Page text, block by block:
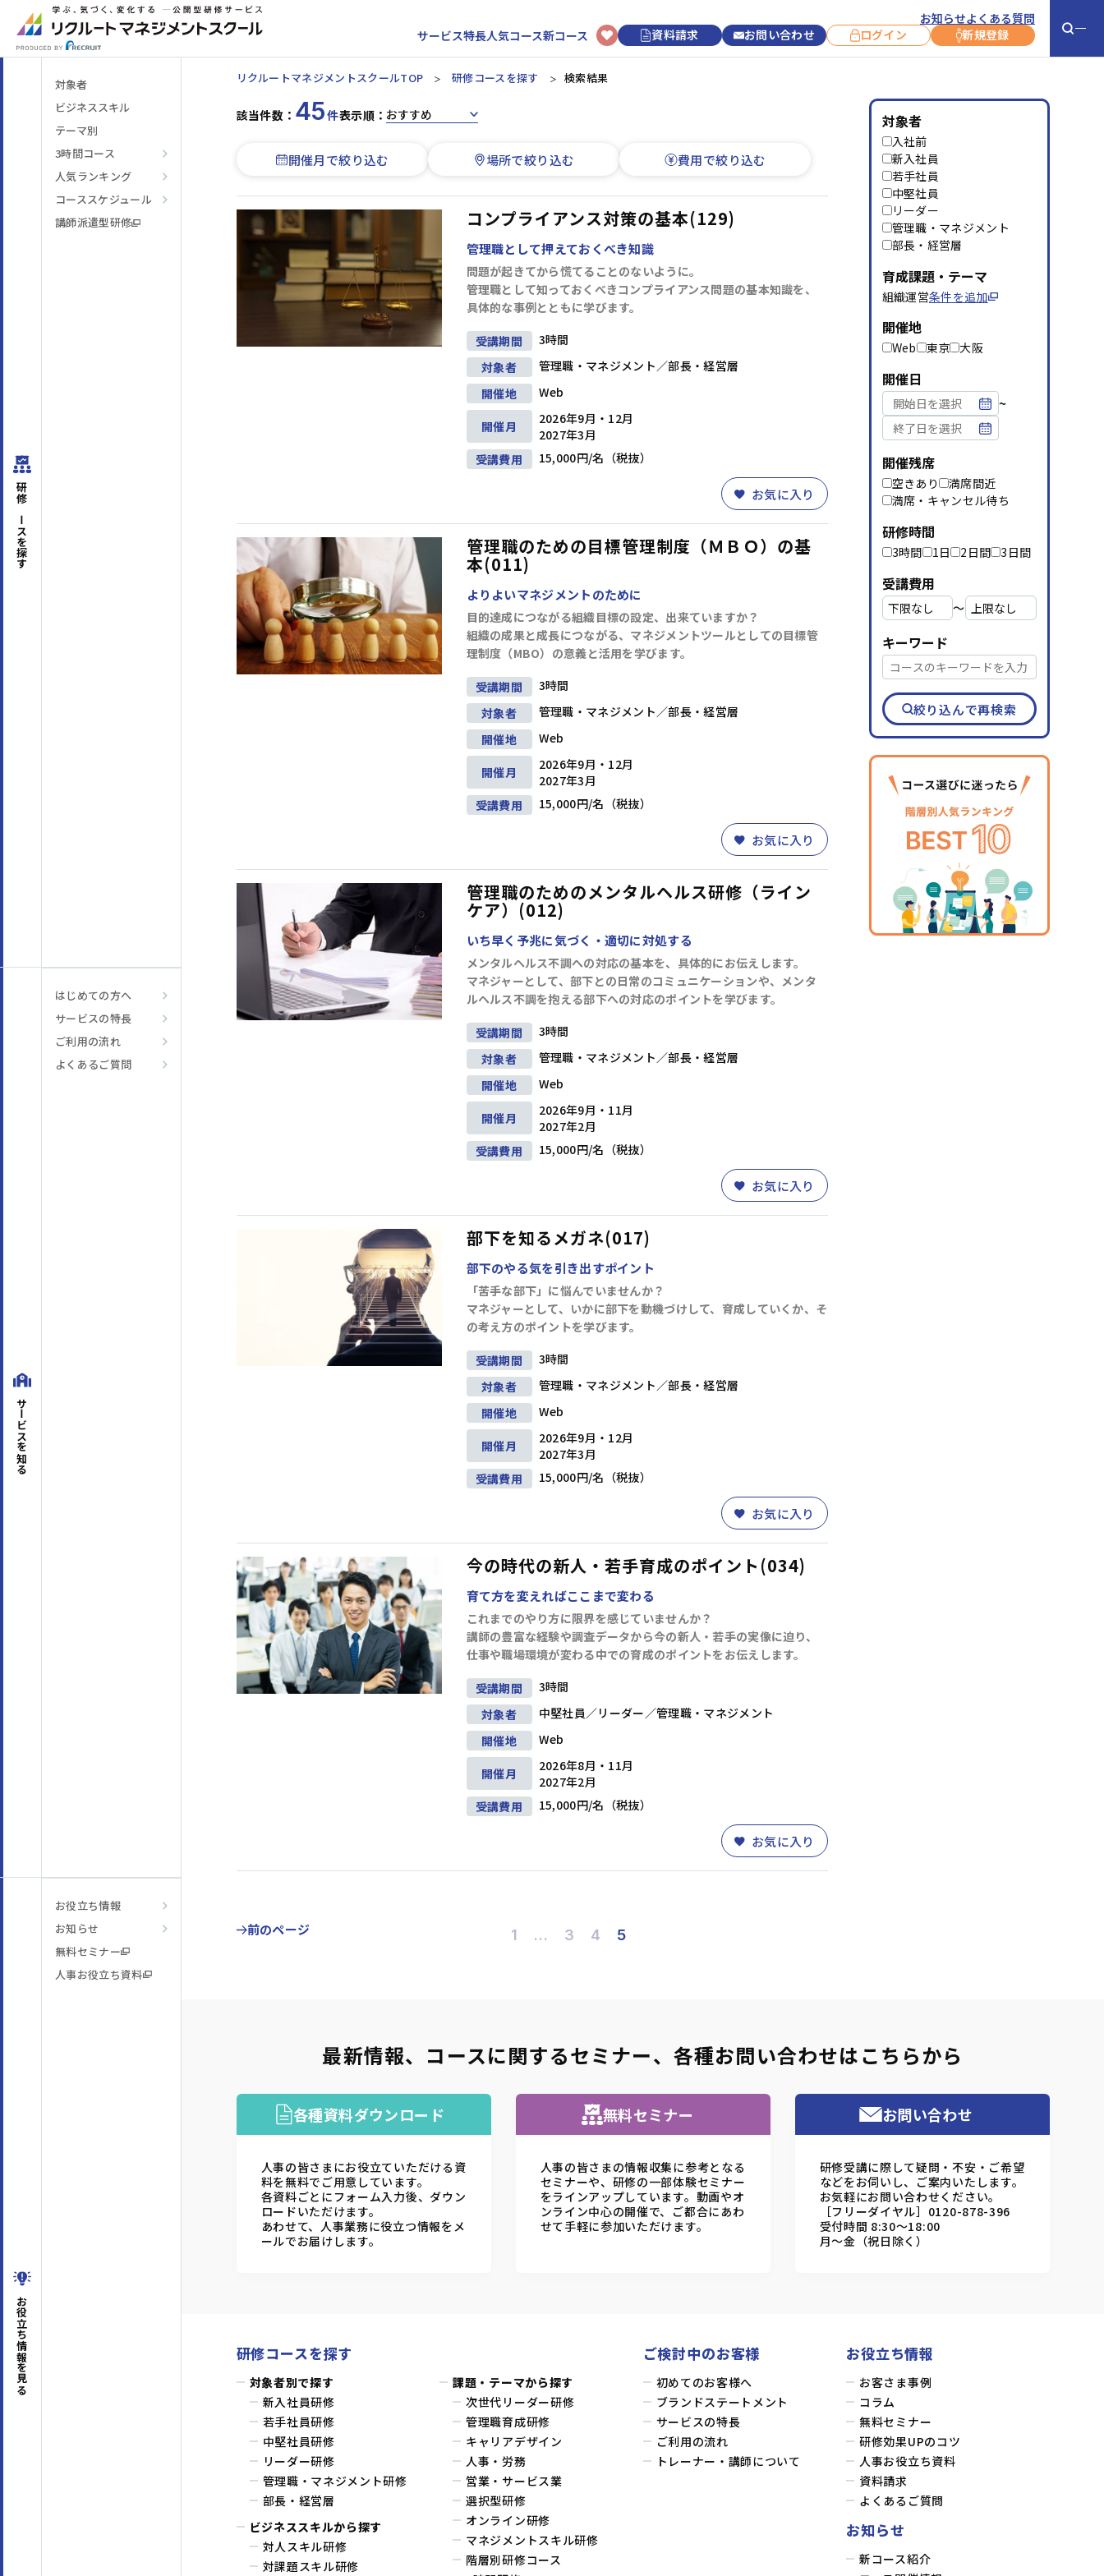
お知らせよくある質問
サービス特長人気コース新コース 資料請求 お問い合わせ ログイン 新規登録
階層・役割 からコースを探す
新入社員
階層別研修
ビジネスマナー研修
新入社員研修
若手社員
階層別研修 キャリアデザイン研修
ビジネススキル研修
階層別研修 キャリアデザイン研修
ビジネススキル研修
アセスメント研修
ビジネススキル研修 アセスメント研修
管理職・マネジャー
階層別研修 キャリアデザイン研修
ビジネススキル研修 アセスメント研修
部長・経営層
階層別研修 ビジネススキル研修
選択型研修
アセスメント研修
経営管理 組織運営 目標管理 人材育成
情報収集・分析 段取り・計画
企画・発想 戦略
ビジネスマナー セルフマネジメント
ファシリテーション・会議運営
生産性向上・タイムマネジメント
プロジェクトマネジメント ビジネス文書・資料作成
ITリテラシー（PC・DX) 財務・会計
コンプライアンス・リスク管理
メンタルヘルス・ハラスメント防止
リベラルアーツ・教養
キャリアデザイン
営業・サービス 人事・労務
日程から選ぶ
カレンダーから研修を選ぶ
開催形式から選ぶ
オンライン開催 会場開催
初めてのお客様へ
研修申し込みの流れ
研修効果UPのコツ
よくあるご質問
講師・トレーナーについて
オンライン研修
講師派遣
リクルートマネジメントソリューションズについて
お役立ち情報
お客さま事例
コラム
キャンペーン
ついて
よくあるご質問
資料請求
研修コースを
探す
対象者
ビジネススキル
テーマ別
3時間コース
人気ランキング
コーススケジュール
講師派遣型研修
サービスを
知る
はじめての方へ
サービスの特長
ご利用の流れ
よくあるご質問
お役立ち情報
を見る
お役立ち情報
お知らせ
無料セミナー
人事お役立ち資料
リクルートマネジメントスクールTOP 研修コースを探す 検索結果
該当件数： 45件表示順：
開催月で絞り込む 場所で絞り込む 費用で絞り込む
コンプライアンス対策の基本(129)
管理職として押えておくべき知識
問題が起きてから慌てることのないように。
管理職として知っておくべきコンプライアンス問題の基本知識を、
具体的な事例とともに学びます。
受講期間
3時間
対象者
管理職・マネジメント／部長・経営層
開催地
Web
開催月
2026年9月・12月
2027年3月
受講費用
15,000円/名（税抜）
お気に入り
管理職のための目標管理制度（ＭＢＯ）の基
本(011)
よりよいマネジメントのために
目的達成につながる組織目標の設定、出来ていますか？
組織の成果と成長につながる、マネジメントツールとしての目標管
理制度（MBO）の意義と活用を学びます。
受講期間
3時間
対象者
管理職・マネジメント／部長・経営層
開催地
Web
開催月
2026年9月・12月
2027年3月
受講費用
15,000円/名（税抜）
お気に入り
管理職のためのメンタルヘルス研修（ライン
ケア）(012)
いち早く予兆に気づく・適切に対処する
メンタルヘルス不調への対応の基本を、具体的にお伝えします。
マネジャーとして、部下との日常のコミュニケーションや、メンタ
ルヘルス不調を抱える部下への対応のポイントを学びます。
受講期間
3時間
対象者
管理職・マネジメント／部長・経営層
開催地
Web
開催月
2026年9月・11月
2027年2月
受講費用
15,000円/名（税抜）
お気に入り
部下を知るメガネ(017)
部下のやる気を引き出すポイント
「苦手な部下」に悩んでいませんか？
マネジャーとして、いかに部下を動機づけして、育成していくか、そ
の考え方のポイントを学びます。
受講期間
3時間
対象者
管理職・マネジメント／部長・経営層
開催地
Web
開催月
2026年9月・12月
2027年3月
受講費用
15,000円/名（税抜）
お気に入り
今の時代の新人・若手育成のポイント(034)
育て方を変えればここまで変わる
これまでのやり方に限界を感じていませんか？
講師の豊富な経験や調査データから今の新人・若手の実像に迫り、
仕事や職場環境が変わる中での育成のポイントをお伝えします。
受講期間
3時間
対象者
中堅社員／リーダー／管理職・マネジメント
開催地
Web
開催月
2026年8月・11月
2027年2月
受講費用
15,000円/名（税抜）
お気に入り
前のページ 1 … 3 4 5
対象者
入社前
新入社員
若手社員
中堅社員
リーダー
管理職・マネジメント
部長・経営層
育成課題・テーマ
組織運営条件を追加
開催地
Web 東京 大阪
開催日
~
開催残席
空きあり
満席間近
満席・キャンセル待ち
研修時間
3時間 1日 2日間 3日間
受講費用
〜
キーワード
絞り込んで再検索
アセスメント研修(1) キャリアデザイン(8) ダイバーシティ＆インクルージョン
人材育成(19)
企画・発想(18) 情報収集・分析 戦略(9) マーケティング
(17) ファシリテーション・会議運営
(12) ビジネス文書・資料作成 ITリテラシー（PC・DX)(14) 財務・会計
条件を追加する
最新情報、コースに関するセミナー、 各種お問い合わせはこちらから
各種資料ダウンロード
人事の皆さまにお役立ていただける資
料を無料でご用意しています。
各資料ごとにフォーム入力後、ダウン
ロードいただけます。
あわせて、人事業務に役立つ情報をメ
ールでお届けします。
無料セミナー
人事の皆さまの情報収集に参考となる
セミナーや、研修の一部体験セミナー
をラインアップしています。動画やオ
ンライン中心の開催で、ご都合にあわ
せて手軽に参加いただけます。
お問い合わせ
研修受講に際して疑問・不安・ご希望
などをお伺いし、ご案内いたします。
お気軽にお問い合わせください。
［フリーダイヤル］0120-878-396
受付時間 8:30～18:00
月～金（祝日除く）
研修コースを探す
対象者別で探す
新入社員研修
若手社員研修
中堅社員研修
リーダー研修
管理職・マネジメント研修
部長・経営層
ビジネススキルから探す
対人スキル研修
対課題スキル研修
課題・テーマから探す
次世代リーダー研修
管理職育成研修
キャリアデザイン
人事・労務
営業・サービス業
選択型研修
オンライン研修
マネジメントスキル研修
階層別研修コース
ご検討中のお客様
初めてのお客様へ
ブランドステートメント
サービスの特長
ご利用の流れ
トレーナー・講師について
お役立ち情報
お客さま事例
コラム
無料セミナー
研修効果UPのコツ
人事お役立ち資料
資料請求
よくあるご質問
お知らせ
新コース紹介